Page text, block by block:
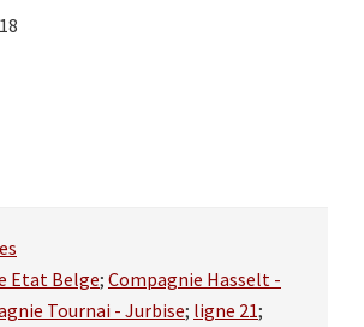
Etat Belge; Compagnie Hasselt -
Tournai - Jurbise; ligne 21;